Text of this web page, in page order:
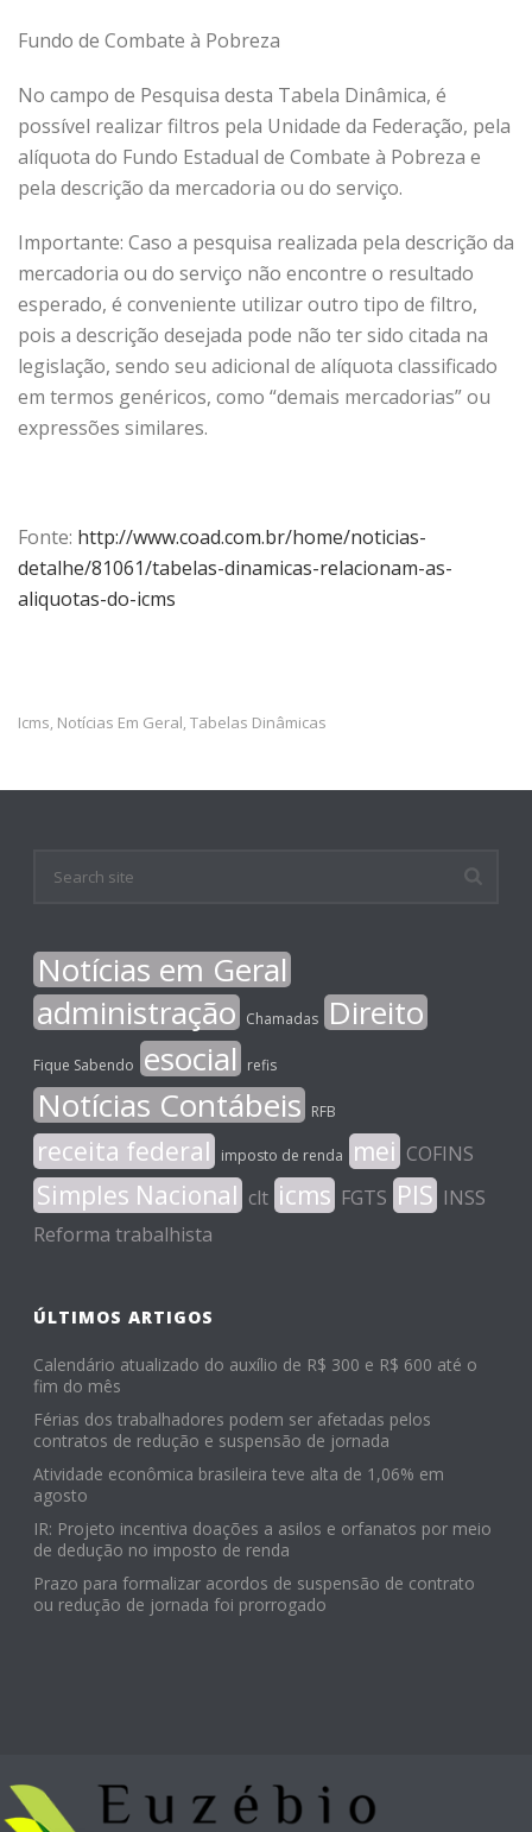
Fundo de Combate à Pobreza
No campo de Pesquisa desta Tabela Dinâmica, é
possível realizar filtros pela Unidade da Federação, pela
alíquota do Fundo Estadual de Combate à Pobreza e
pela descrição da mercadoria ou do serviço.
Importante: Caso a pesquisa realizada pela descrição da
mercadoria ou do serviço não encontre o resultado
esperado, é conveniente utilizar outro tipo de filtro,
pois a descrição desejada pode não ter sido citada na
legislação, sendo seu adicional de alíquota classificado
em termos genéricos, como “demais mercadorias” ou
expressões similares.
Fonte: http://www.coad.com.br/home/noticias-
detalhe/81061/tabelas-dinamicas-relacionam-as-
aliquotas-do-icms
Icms, Notícias Em Geral, Tabelas Dinâmicas
Notícias em Geral
administração Chamadas Direito
Fique Sabendo esocial refis
Notícias Contábeis RFB
receita federal imposto de renda mei COFINS
Simples Nacional clt icms FGTS PIS INSS
Reforma trabalhista
ÚLTIMOS ARTIGOS
Calendário atualizado do auxílio de R$ 300 e R$ 600 até o
fim do mês
Férias dos trabalhadores podem ser afetadas pelos
contratos de redução e suspensão de jornada
Atividade econômica brasileira teve alta de 1,06% em
agosto
IR: Projeto incentiva doações a asilos e orfanatos por meio
de dedução no imposto de renda
Prazo para formalizar acordos de suspensão de contrato
ou redução de jornada foi prorrogado